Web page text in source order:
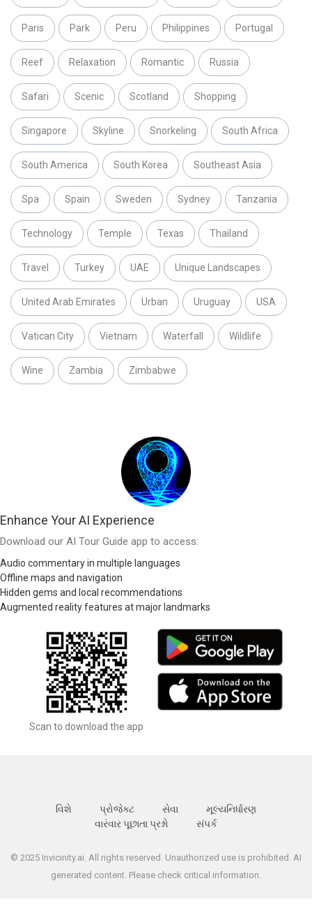
Paris Park Peru Philippines Portugal
Reef Relaxation Romantic Russia
Safari Scenic Scotland Shopping
Singapore Skyline Snorkeling South Africa
South America South Korea Southeast Asia
Spa Spain Sweden Sydney Tanzania
Technology Temple Texas Thailand
Travel Turkey UAE Unique Landscapes
United Arab Emirates Urban Uruguay USA
Vatican City Vietnam Waterfall Wildlife
Wine Zambia Zimbabwe
Enhance Your AI Experience
Download our AI Tour Guide app to access:
Audio commentary in multiple languages
Offline maps and navigation
Hidden gems and local recommendations
Augmented reality features at major landmarks
Scan to download the app
વિશે પ્રોજેક્ટ સેવા
મૂલ્યનિર્ધારણ
વારંવાર પૂછાતા પ્રશ્નો
સંપર્ક
© 2025 Invicinity.ai. All rights reserved. Unauthorized use is prohibited. AI
generated content. Please check critical information.